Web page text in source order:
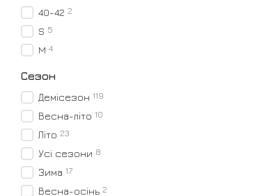
40-42 2
S 5
M 4
Сезон
Демісезон 119
Весна-літо 10
Літо 23
Усі сезони 8
Зима 17
Весна-осінь 2